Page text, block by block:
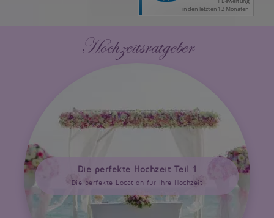
Hochzeitsratgeber
Die perfekte Hochzeit Teil 1
Die perfekte Location für Ihre Hochzeit